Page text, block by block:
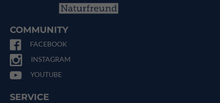
COMMUNITY
FACEBOOK
INSTAGRAM
YOUTUBE
SERVICE